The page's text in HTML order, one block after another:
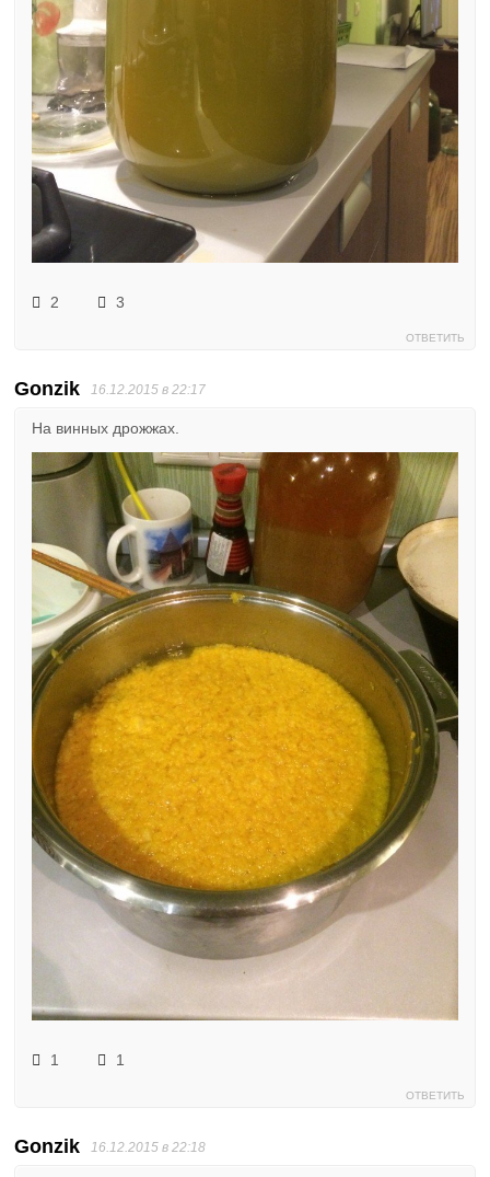
2 3
ОТВЕТИТЬ
Gonzik 16.12.2015 в 22:17
На винных дрожжах.
1 1
ОТВЕТИТЬ
Gonzik 16.12.2015 в 22:18